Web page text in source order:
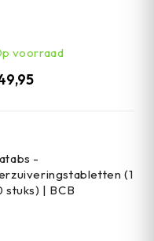
voorraad
-
(1
stuks) | BCB